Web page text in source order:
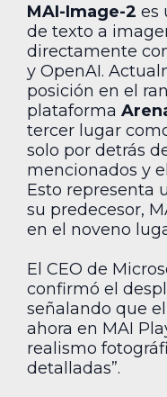
MAI-Image-2 es
de texto a
directamente
y OpenAI.
posición en el
plataforma
tercer lugar
solo por detrás
mencionados y
Esto representa
su predecesor,
en el noveno
El CEO de
confirmó el
señalando que
ahora en MAI
realismo
detalladas”.